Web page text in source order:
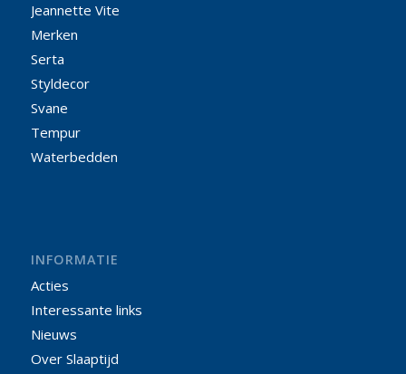
Jeannette Vite
Merken
Serta
Styldecor
Svane
Tempur
Waterbedden
INFORMATIE
Acties
Interessante links
Nieuws
Over Slaaptijd